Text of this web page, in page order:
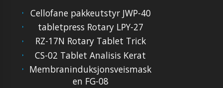
Cellofane pakkeutstyr JWP-40
tabletpress Rotary LPY-27
RZ-17N Rotary Tablet Trick
CS-02 Tablet Analisis Kerat
Membraninduksjonsveismask
en FG-08